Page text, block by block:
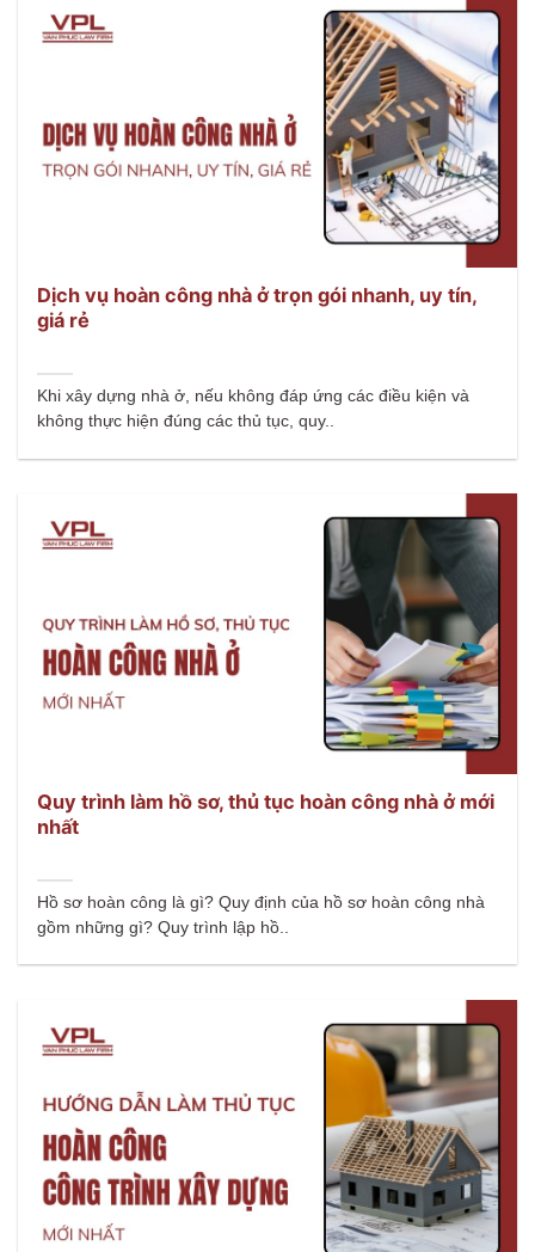
Dịch vụ hoàn công nhà ở trọn gói nhanh, uy tín,
giá rẻ
Khi xây dựng nhà ở, nếu không đáp ứng các điều kiện và
không thực hiện đúng các thủ tục, quy..
Quy trình làm hồ sơ, thủ tục hoàn công nhà ở mới
nhất
Hồ sơ hoàn công là gì? Quy định của hồ sơ hoàn công nhà
gồm những gì? Quy trình lập hồ..